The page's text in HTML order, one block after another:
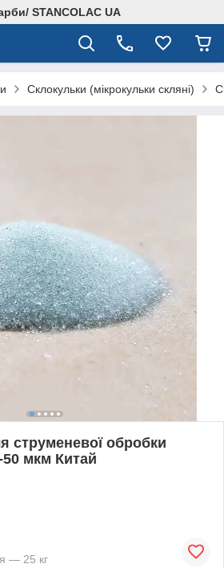
STANCOLAC UA
Склокульки (мікрокульки скляні)
струменевої обробки
50 мкм Китай
— 25 кг